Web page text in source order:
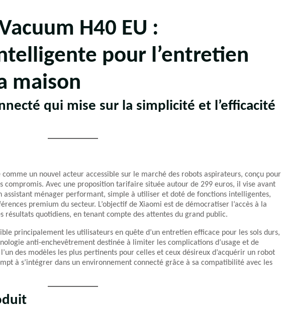
H40 EU :
pour l’entretien
maison
qui mise sur la simplicité et l’efficacité
comme un nouvel acteur accessible sur le marché des robots aspirateurs, conçu pour
compromis. Avec une proposition tarifaire située autour de 299 euros, il vise avant
ménager performant, simple à utiliser et doté de fonctions intelligentes,
premium du secteur. L’objectif de Xiaomi est de démocratiser l’accès à la
résultats quotidiens, en tenant compte des attentes du grand public.
principalement les utilisateurs en quête d’un entretien efficace pour les sols durs,
anti-enchevêtrement destinée à limiter les complications d’usage et de
des modèles les plus pertinents pour celles et ceux désireux d’acquérir un robot
à s’intégrer dans un environnement connecté grâce à sa compatibilité avec les